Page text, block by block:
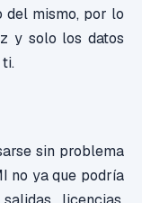
del mismo, por lo
y solo los datos
sin problema
no ya que podría